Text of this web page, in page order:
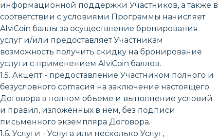
информационной поддержки Участников, а также в
соответствии с условиями Программы начисляет
AlviCoin баллы за осуществление бронирования
услуг и/или предоставляет Участникам
возможность получить скидку на бронирование
услуги с применением AlviCoin баллов.
1.5. Акцепт - предоставление Участником полного и
безусловного согласия на заключение настоящего
Договора в полном объеме и выполнение условий
и правил, изложенных в нем, без подписи
письменного экземпляра Договора.
1.6. Услуги - Услуга или несколько Услуг,